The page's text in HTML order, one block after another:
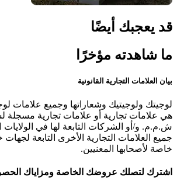
قد يعجبك أيضًا
ما شاهدته مؤخرًا
بيان العلامات التجارية القانونية
لوجيتك ولوجيتيك وشعاراتها وجميع علامات
هي علامات تجارية أو علامات تجارية مسجلة
ش.م.م. و/أو الشركات التابعة لها في
جميع العلامات التجارية الأخرى التابعة
خاصة لأصحابها المعنيين.
اشترك لتصلك عروضك الخاصة ومزاياك